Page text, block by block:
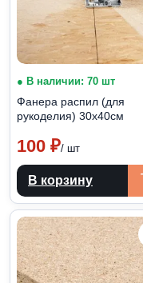
● В наличии: 70 шт
Фанера распил (для
рукоделия) 30х40см
100 ₽/ шт
В корзину